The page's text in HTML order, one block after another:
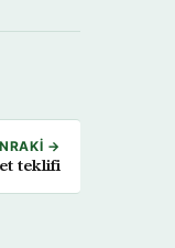
→
teklifi